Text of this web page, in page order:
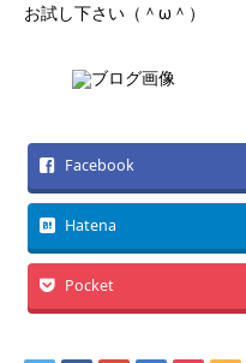
お試し下さい（＾ω＾）
Facebook
Hatena
Pocket